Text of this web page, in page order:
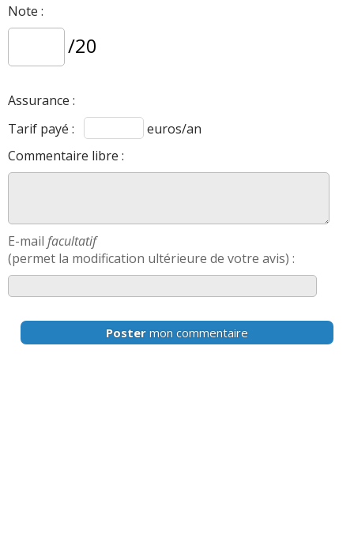
Note :
/20
Assurance :
Tarif payé :
euros/an
Commentaire libre :
E-mail facultatif
(permet la modification ultérieure de votre avis) :
Poster mon commentaire